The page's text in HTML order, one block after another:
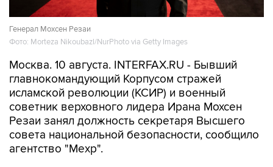
Генерал Мохсен Резаи
Фото: Morteza Nikoubazl/NurPhoto via Getty Images
Москва. 10 августа. INTERFAX.RU - Бывший
главнокомандующий Корпусом стражей
исламской революции (КСИР) и военный
советник верховного лидера Ирана Мохсен
Резаи занял должность секретаря Высшего
совета национальной безопасности, сообщило
агентство "Мехр".